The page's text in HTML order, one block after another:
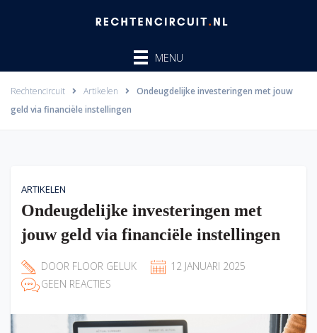
MENU
Rechtencircuit Artikelen
Ondeugdelijke investeringen met jouw
geld via financiële instellingen
ARTIKELEN
Ondeugdelijke investeringen met
jouw geld via financiële instellingen
DOOR FLOOR GELUK
12 JANUARI 2025
GEEN REACTIES